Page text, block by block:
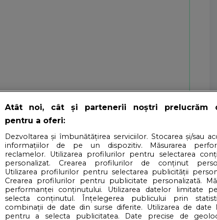
Politica datelor personale Politica cookies
Atât noi, cât și partenerii noștri prelucrăm
pentru a oferi:
Dezvoltarea și îmbunătățirea serviciilor. Stocarea și/sau
informațiilor de pe un dispozitiv. Măsurarea
reclamelor. Utilizarea profilurilor pentru selectarea
personalizat. Crearea profilurilor de conținut
Utilizarea profilurilor pentru selectarea publicității
Crearea profilurilor pentru publicitate personalizată.
performanței conținutului. Utilizarea datelor limitate
selecta conținutul. Înțelegerea publicului prin
combinații de date din surse diferite. Utilizarea de date
pentru a selecta publicitatea. Date precise de